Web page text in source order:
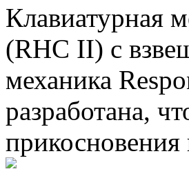
Клавиатурная
(RHC II) с
механика
разработана,